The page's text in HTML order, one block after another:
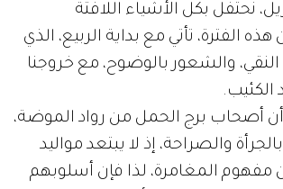
إلى 19 أبريل، نحتفل بكل الأشياء اللافتة
هذه الفترة، تأتي مع بداية الربيع، الذي
النقي، والشعور بالوضوح، مع خروجنا
الكئيب.
أصحاب برج الحمل من رواد الموضة،
والصراحة، إذ لا يبتعد مواليد
مفهوم المغامرة، لذا فإن أسلوبهم